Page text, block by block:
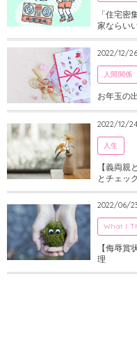
「住宅密
家ならい
2022/12/26
人間関係
お年玉の
2022/12/24
人生
【義両
とチェッ
2022/06/
What I
【侮辱
理